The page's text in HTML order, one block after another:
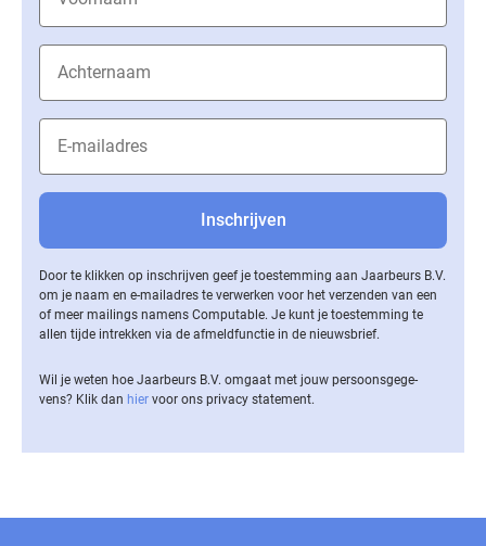
Door te klikken op inschrijven geef je toestemming aan Jaarbeurs B.V.
om je naam en e-mailadres te verwerken voor het verzenden van een
of meer mailings namens Computable. Je kunt je toestemming te
allen tijde intrekken via de af­meld­func­tie in de nieuwsbrief.
Wil je weten hoe Jaarbeurs B.V. omgaat met jouw per­soons­ge­ge­
vens? Klik dan hier voor ons privacy statement.